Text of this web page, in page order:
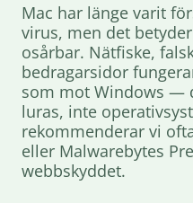
Mac har länge varit
virus, men det
osårbar. Nätfiske,
bedragarsidor
som mot Windows —
luras, inte
rekommenderar vi
eller Malwarebytes
webbskyddet.